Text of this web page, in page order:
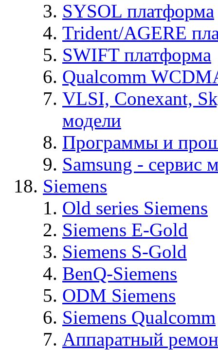
SYSOL платформа
Trident/AGERE
SWIFT платформа
Qualcomm
VLSI, Conexant,
модели
Программы и
Samsung - cервис
Siemens
Old series Siemens
Siemens E-Gold
Siemens S-Gold
BenQ-Siemens
ODM Siemens
Siemens Qualcomm
Аппаратный